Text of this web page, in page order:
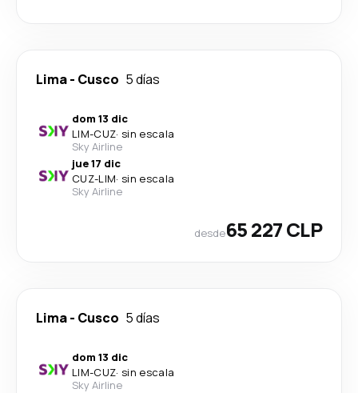
Lima- Cusco 5 días
dom 13 dic
LIM-CUZ· sin escala
Sky Airline
jue 17 dic
CUZ-LIM· sin escala
Sky Airline
desde65 227 CLP
Lima- Cusco 5 días
dom 13 dic
LIM-CUZ· sin escala
Sky Airline